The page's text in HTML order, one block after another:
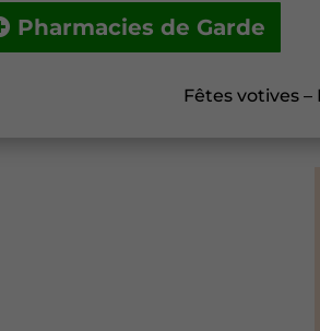
Pharmacies de Garde
Fêtes votives –